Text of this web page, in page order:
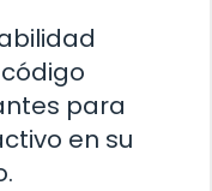
para
en su